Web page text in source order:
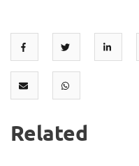
Related